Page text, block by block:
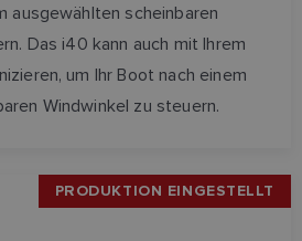
ausgewählten scheinbaren
Das i40 kann auch mit Ihrem
um Ihr Boot nach einem
Windwinkel zu steuern.
PRODUKTION EINGESTELLT